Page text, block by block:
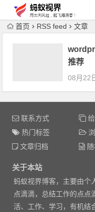
首页 RSS feed 文章
推荐
08月22
联系方式 给
热门标签
文章归档
随
关于本站
蚂蚁视界博客，主要由个
点滴滴，总结工作的点点
活、工作、学习，有机结